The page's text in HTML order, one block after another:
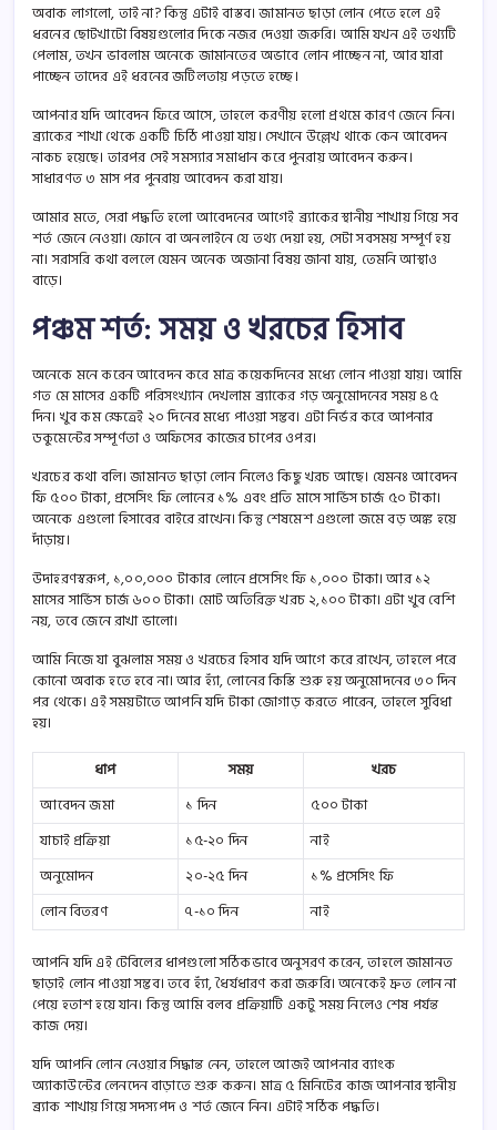
অবাক লাগলো, তাই না? কিন্তু এটাই বাস্তব। জামানত ছাড়া লোন পেতে হলে এই
ধরনের ছোটখাটো বিষয়গুলোর দিকে নজর দেওয়া জরুরি। আমি যখন এই তথ্যটি
পেলাম, তখন ভাবলাম অনেকে জামানতের অভাবে লোন পাচ্ছেন না, আর যারা
পাচ্ছেন তাদের এই ধরনের জটিলতায় পড়তে হচ্ছে।
আপনার যদি আবেদন ফিরে আসে, তাহলে করণীয় হলো প্রথমে কারণ জেনে নিন।
ব্র্যাকের শাখা থেকে একটি চিঠি পাওয়া যায়। সেখানে উল্লেখ থাকে কেন আবেদন
নাকচ হয়েছে। তারপর সেই সমস্যার সমাধান করে পুনরায় আবেদন করুন।
সাধারণত ৩ মাস পর পুনরায় আবেদন করা যায়।
আমার মতে, সেরা পদ্ধতি হলো আবেদনের আগেই ব্র্যাকের স্থানীয় শাখায় গিয়ে সব
শর্ত জেনে নেওয়া। ফোনে বা অনলাইনে যে তথ্য দেয়া হয়, সেটা সবসময় সম্পূর্ণ হয়
না। সরাসরি কথা বললে যেমন অনেক অজানা বিষয় জানা যায়, তেমনি আস্থাও
বাড়ে।
পঞ্চম শর্ত: সময় ও খরচের হিসাব
অনেকে মনে করেন আবেদন করে মাত্র কয়েকদিনের মধ্যে লোন পাওয়া যায়। আমি
গত মে মাসের একটি পরিসংখ্যান দেখলাম ব্র্যাকের গড় অনুমোদনের সময় ৪৫
দিন। খুব কম ক্ষেত্রেই ২০ দিনের মধ্যে পাওয়া সম্ভব। এটা নির্ভর করে আপনার
ডকুমেন্টের সম্পূর্ণতা ও অফিসের কাজের চাপের ওপর।
খরচের কথা বলি। জামানত ছাড়া লোন নিলেও কিছু খরচ আছে। যেমনঃ আবেদন
ফি ৫০০ টাকা, প্রসেসিং ফি লোনের ১% এবং প্রতি মাসে সার্ভিস চার্জ ৫০ টাকা।
অনেকে এগুলো হিসাবের বাইরে রাখেন। কিন্তু শেষমেশ এগুলো জমে বড় অঙ্ক হয়ে
দাঁড়ায়।
উদাহরণস্বরূপ, ১,০০,০০০ টাকার লোনে প্রসেসিং ফি ১,০০০ টাকা। আর ১২
মাসের সার্ভিস চার্জ ৬০০ টাকা। মোট অতিরিক্ত খরচ ২,১০০ টাকা। এটা খুব বেশি
নয়, তবে জেনে রাখা ভালো।
আমি নিজে যা বুঝলাম সময় ও খরচের হিসাব যদি আগে করে রাখেন, তাহলে পরে
কোনো অবাক হতে হবে না। আর হ্যাঁ, লোনের কিস্তি শুরু হয় অনুমোদনের ৩০ দিন
পর থেকে। এই সময়টাতে আপনি যদি টাকা জোগাড় করতে পারেন, তাহলে সুবিধা
হয়।
ধাপ সময়
খরচ
আবেদন জমা
১ দিন
৫০০ টাকা
যাচাই প্রক্রিয়া
১৫-২০ দিন
নাই
অনুমোদন
২০-২৫ দিন
১% প্রসেসিং ফি
লোন বিতরণ
৭-১০ দিন নাই
আপনি যদি এই টেবিলের ধাপগুলো সঠিকভাবে অনুসরণ করেন, তাহলে জামানত
ছাড়াই লোন পাওয়া সম্ভব। তবে হ্যাঁ, ধৈর্যধারণ করা জরুরি। অনেকেই দ্রুত লোন না
পেয়ে হতাশ হয়ে যান। কিন্তু আমি বলব প্রক্রিয়াটি একটু সময় নিলেও শেষ পর্যন্ত
কাজ দেয়।
যদি আপনি লোন নেওয়ার সিদ্ধান্ত নেন, তাহলে আজই আপনার ব্যাংক
অ্যাকাউন্টের লেনদেন বাড়াতে শুরু করুন। মাত্র ৫ মিনিটের কাজ আপনার স্থানীয়
ব্র্যাক শাখায় গিয়ে সদস্যপদ ও শর্ত জেনে নিন। এটাই সঠিক পদ্ধতি।